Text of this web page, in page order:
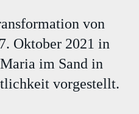
von
Oktober 2021 in
im Sand in
vorgestellt.